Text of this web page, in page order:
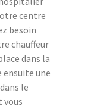
centre
besoin
chauffeur
dans la
une
le
vous